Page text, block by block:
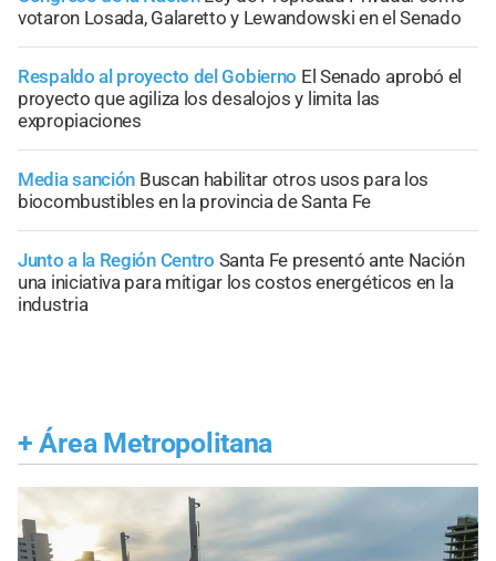
votaron Losada, Galaretto y Lewandowski en el Senado
Respaldo al proyecto del Gobierno El Senado aprobó el
proyecto que agiliza los desalojos y limita las
expropiaciones
Media sanción Buscan habilitar otros usos para los
biocombustibles en la provincia de Santa Fe
Junto a la Región Centro Santa Fe presentó ante Nación
una iniciativa para mitigar los costos energéticos en la
industria
+ Área Metropolitana